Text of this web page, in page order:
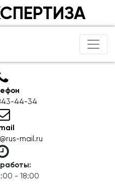
44-34
mail.ru
- 18:00